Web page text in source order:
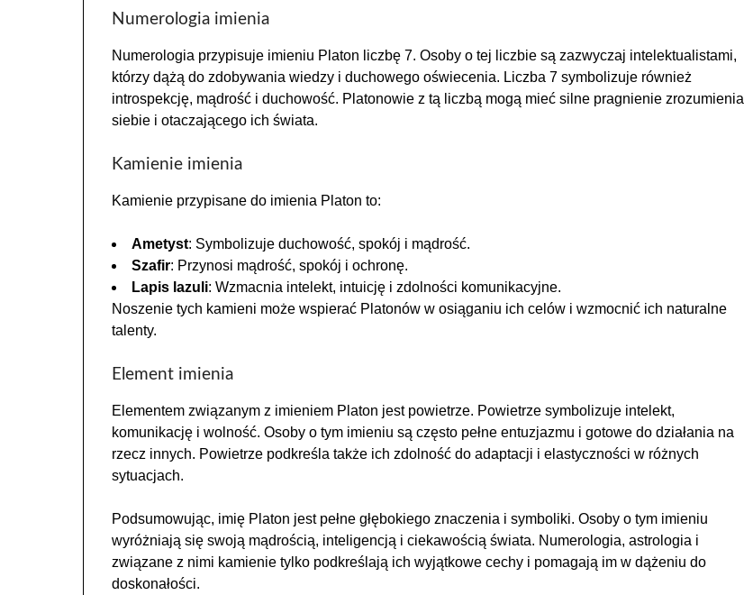
Numerologia imienia
Numerologia przypisuje imieniu Platon liczbę 7. Osoby o tej liczbie są zazwyczaj intelektualistami,
którzy dążą do zdobywania wiedzy i duchowego oświecenia. Liczba 7 symbolizuje również
introspekcję, mądrość i duchowość. Platonowie z tą liczbą mogą mieć silne pragnienie zrozumienia
siebie i otaczającego ich świata.
Kamienie imienia
Kamienie przypisane do imienia Platon to:
Ametyst: Symbolizuje duchowość, spokój i mądrość.
Szafir: Przynosi mądrość, spokój i ochronę.
Lapis lazuli: Wzmacnia intelekt, intuicję i zdolności komunikacyjne.
Noszenie tych kamieni może wspierać Platonów w osiąganiu ich celów i wzmocnić ich naturalne
talenty.
Element imienia
Elementem związanym z imieniem Platon jest powietrze. Powietrze symbolizuje intelekt,
komunikację i wolność. Osoby o tym imieniu są często pełne entuzjazmu i gotowe do działania na
rzecz innych. Powietrze podkreśla także ich zdolność do adaptacji i elastyczności w różnych
sytuacjach.
Podsumowując, imię Platon jest pełne głębokiego znaczenia i symboliki. Osoby o tym imieniu
wyróżniają się swoją mądrością, inteligencją i ciekawością świata. Numerologia, astrologia i
związane z nimi kamienie tylko podkreślają ich wyjątkowe cechy i pomagają im w dążeniu do
doskonałości.